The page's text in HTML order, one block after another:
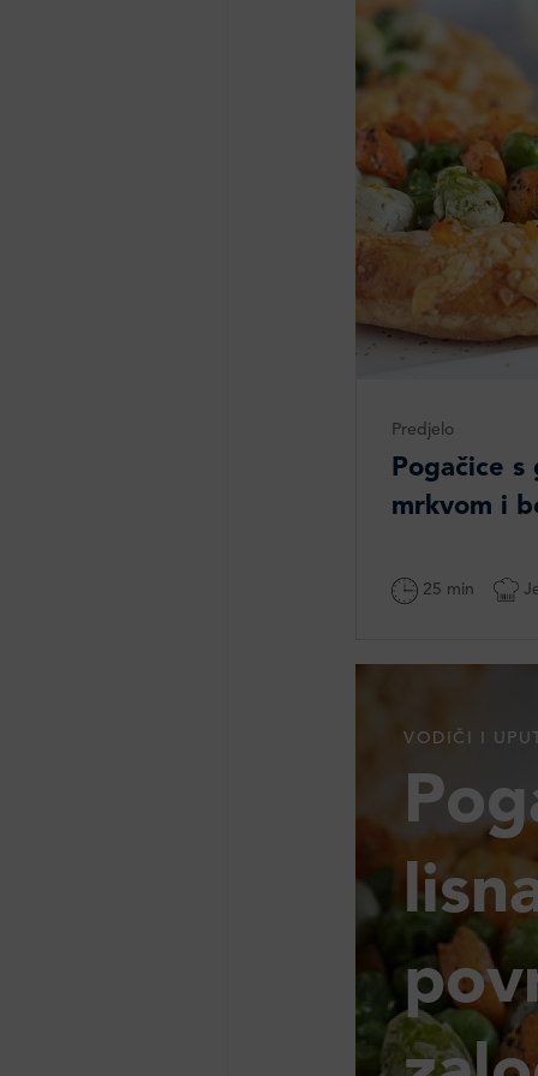
Predjelo
Pogačice s
mrkvom i
25 min
VODIČI I